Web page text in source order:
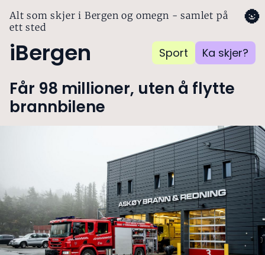
Alt som skjer i Bergen og omegn - samlet på
ett sted
iBergen Sport Ka skjer?
🌚
Får 98 millioner, uten å flytte
brannbilene